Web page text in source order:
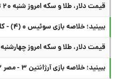
قیمت دلار، طلا و سکه امروز شنبه ۲۰ تیر
ببینید؛ خلاصه بازی سوئیس ۰ (۴) - کلمبیا ۰ (۳) در جام جهانی
قیمت دلار، طلا و سکه امروز چهارشنبه ۱۷ تیر ۱۴۰۵
ببینید؛ خلاصه بازی آرژانتین ۳ - مصر ۲ در جام جهانی